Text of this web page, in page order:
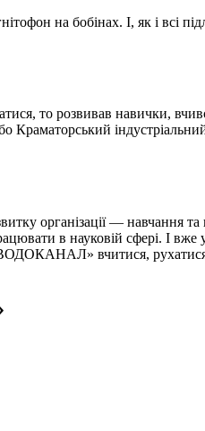
на бобінах. І, як і всі
то розвивав навички,
Краматорський
організації — навчання та
в науковій сфері. І
вчитися,